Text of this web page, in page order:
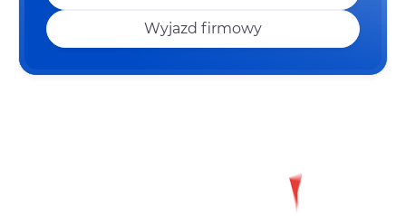
Wyjazd firmowy